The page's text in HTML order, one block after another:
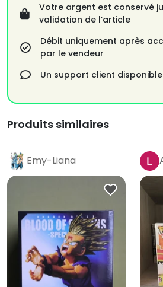
Votre argent est conservé
validation de l’article
Débit uniquement après
par le vendeur
Un support client
Produits similaires
Emy-Liana